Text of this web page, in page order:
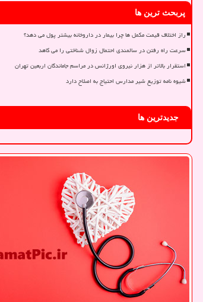
پربحث ترین ها
راز اختلاف قیمت مکمل ها چرا بیمار در داروخانه بیشتر پول می دهد؟
سرعت راه رفتن در سالمندی احتمال زوال شناختی را می کاهد
استقرار بالاتر از هزار نیروی اورژانس در مراسم جاماندگان اربعین تهران
شیوه نامه توزیع شیر مدارس احتیاج به اصلاح دارد
جدیدترین ها